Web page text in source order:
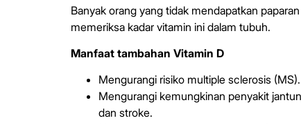
Banyak orang yang tidak mendapatkan
memeriksa kadar vitamin ini dalam tubuh.
Manfaat tambahan Vitamin D
Mengurangi risiko multiple sclerosis (MS).
Mengurangi kemungkinan penyakit
dan stroke.